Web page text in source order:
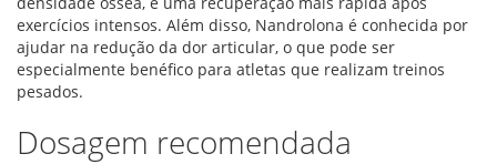
exercícios intensos. Além disso, Nandrolona é conhecida por
ajudar na redução da dor articular, o que pode ser
especialmente benéfico para atletas que realizam treinos
pesados.
Dosagem recomendada